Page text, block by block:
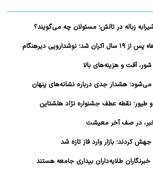
زباله در تالش؛ مسئولان چه می‌گویند؟
دیرهنگام
آفت و هزینه‌های بالا
هشدار جدی درباره نشانه‌های پنهان
طیور؛ نقطه عطف جشنواره نژاد هلشتاین
در صف آخر معیشت
کردند؛ بازار وارد فاز تازه شد
طلایه‌داران بیداری جامعه هستند